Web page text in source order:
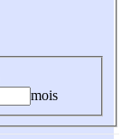
mois